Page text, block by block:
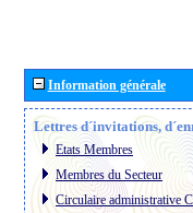
Information générale
Lettres d´invitations,
Etats Membres
Membres du Secteur
Circulaire administrative